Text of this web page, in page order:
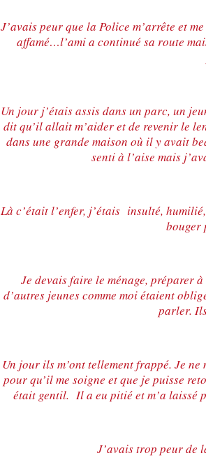
J’avais peur que la Police m’arrête et
affamé…l’ami a continué sa route
Un jour j’étais assis dans un parc, un
dit qu’il allait m’aider et de revenir le
dans une grande maison où il y avait
senti à l’aise mais
Là c’était l’enfer, j’étais insulté,
bouger
Je devais faire le ménage, préparer
d’autres jeunes comme moi étaient
parler.
Un jour ils m’ont tellement frappé. Je ne
pour qu’il me soigne et que je puisse
était gentil. Il a eu pitié et m’a laissé
J’avais trop peur